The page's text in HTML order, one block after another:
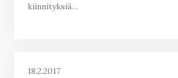
kiinnityksiä…
18.2.2017